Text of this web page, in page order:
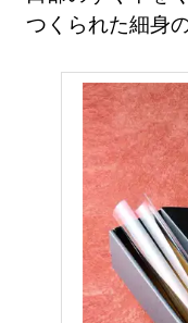
つくられた細身